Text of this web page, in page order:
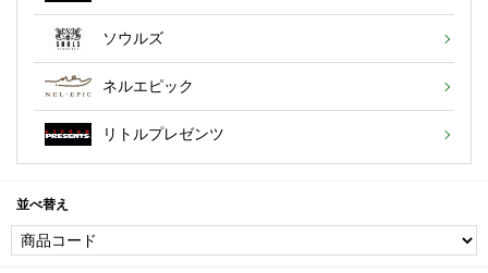
ソウルズ
ネルエピック
リトルプレゼンツ
並べ替え